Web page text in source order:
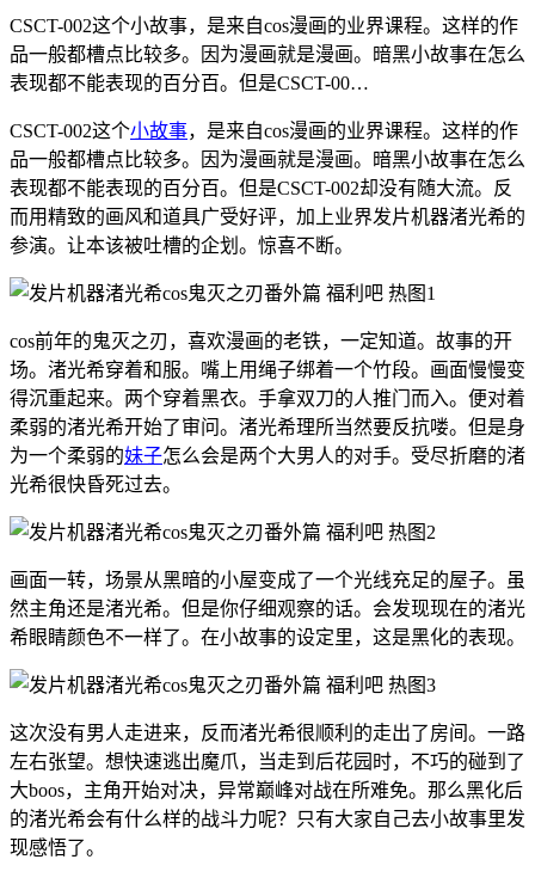
CSCT-002这个小故事，是来自cos漫画的业界课程。这样的作
品一般都槽点比较多。因为漫画就是漫画。暗黑小故事在怎么
表现都不能表现的百分百。但是CSCT-00…
CSCT-002这个小故事，是来自cos漫画的业界课程。这样的作
品一般都槽点比较多。因为漫画就是漫画。暗黑小故事在怎么
表现都不能表现的百分百。但是CSCT-002却没有随大流。反
而用精致的画风和道具广受好评，加上业界发片机器渚光希的
参演。让本该被吐槽的企划。惊喜不断。
cos前年的鬼灭之刃，喜欢漫画的老铁，一定知道。故事的开
场。渚光希穿着和服。嘴上用绳子绑着一个竹段。画面慢慢变
得沉重起来。两个穿着黑衣。手拿双刀的人推门而入。便对着
柔弱的渚光希开始了审问。渚光希理所当然要反抗喽。但是身
为一个柔弱的妹子怎么会是两个大男人的对手。受尽折磨的渚
光希很快昏死过去。
画面一转，场景从黑暗的小屋变成了一个光线充足的屋子。虽
然主角还是渚光希。但是你仔细观察的话。会发现现在的渚光
希眼睛颜色不一样了。在小故事的设定里，这是黑化的表现。
这次没有男人走进来，反而渚光希很顺利的走出了房间。一路
左右张望。想快速逃出魔爪，当走到后花园时，不巧的碰到了
大boos，主角开始对决，异常巅峰对战在所难免。那么黑化后
的渚光希会有什么样的战斗力呢？只有大家自己去小故事里发
现感悟了。